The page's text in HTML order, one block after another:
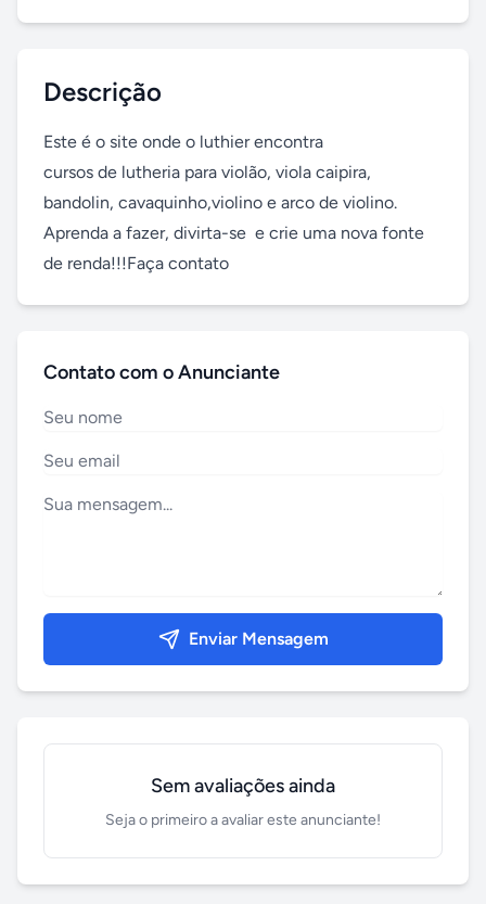
Descrição
Este é o site onde o luthier encontra
cursos de lutheria para violão, viola caipira,
bandolin, cavaquinho,violino e arco de violino.
Aprenda a fazer, divirta-se  e crie uma nova fonte
de renda!!!Faça contato
Contato com o Anunciante
Enviar Mensagem
Sem avaliações ainda
Seja o primeiro a avaliar este anunciante!